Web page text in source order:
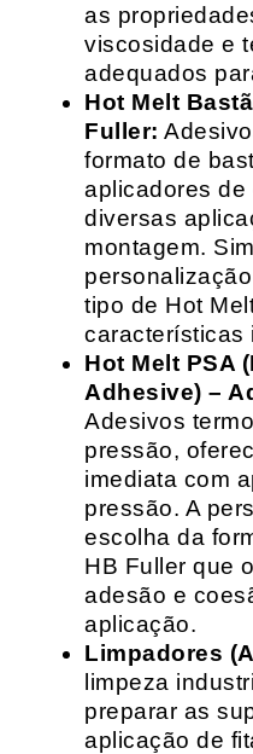
as
viscosidade e
adequados
Hot Melt
Fuller:
formato de
aplicadores de
diversas
montagem.
tipo de Hot
características
Hot Melt PSA
Adhesive) –
Adesivos
pressão,
imediata com
pressão. A
escolha da
HB Fuller que
adesão e
aplicação.
Limpadores
limpeza
preparar as
aplicação de